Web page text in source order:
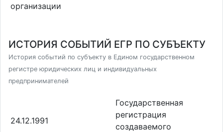
организации
ИСТОРИЯ СОБЫТИЙ ЕГР ПО СУБЪЕКТУ
История событий по субъекту в Едином государственном
регистре юридических лиц и индивидуальных
предпринимателей
24.12.1991
Государственная
регистрация
создаваемого